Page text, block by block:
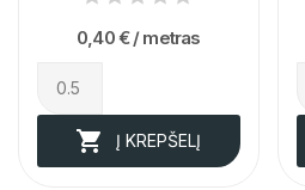
0,40 € / metras
 Į KREPŠELĮ